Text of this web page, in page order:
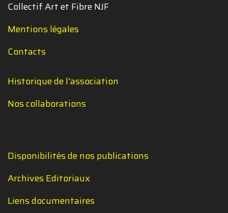
Collectif Art et Fibre NJF
Mentions légales
Contacts
Historique de l'association
Nos collaborations
Disponibilités de nos publications
Archives Editoriaux
Liens documentaires